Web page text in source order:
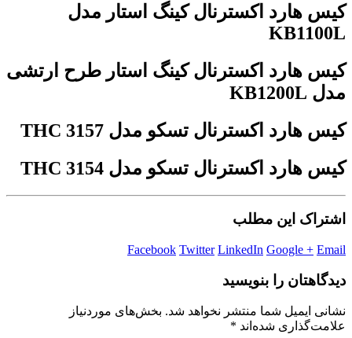
کیس هارد اکسترنال کینگ استار مدل
KB1100L
کیس هارد اکسترنال کینگ استار طرح ارتشی
مدل KB1200L
کیس هارد اکسترنال تسکو مدل THC 3157
کیس هارد اکسترنال تسکو مدل THC 3154
اشتراک این مطلب
Facebook Twitter LinkedIn Google + Email
دیدگاهتان را بنویسید
نشانی ایمیل شما منتشر نخواهد شد. بخش‌های موردنیاز
علامت‌گذاری شده‌اند *